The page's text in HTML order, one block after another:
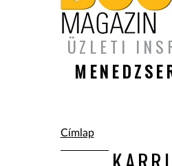
ÜZLETI
Jelenlegi hely
Címlap